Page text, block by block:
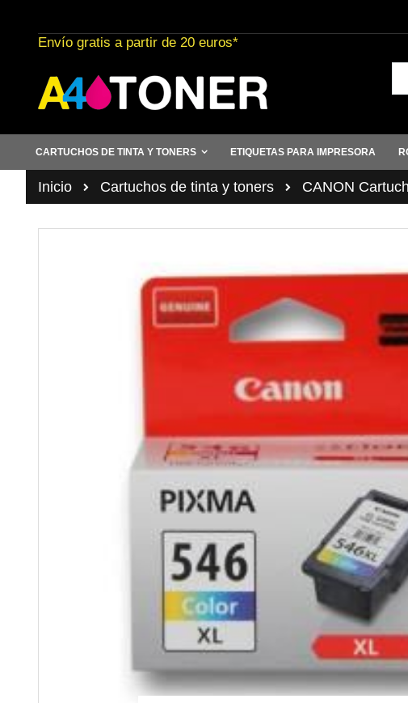
al
contenido
Envío gratis a partir de 20 euros*
CARTUCHOS DE TINTA Y TONERS ETIQUETAS PARA IMPRESORA
Inicio Cartuchos de tinta y toners CANON